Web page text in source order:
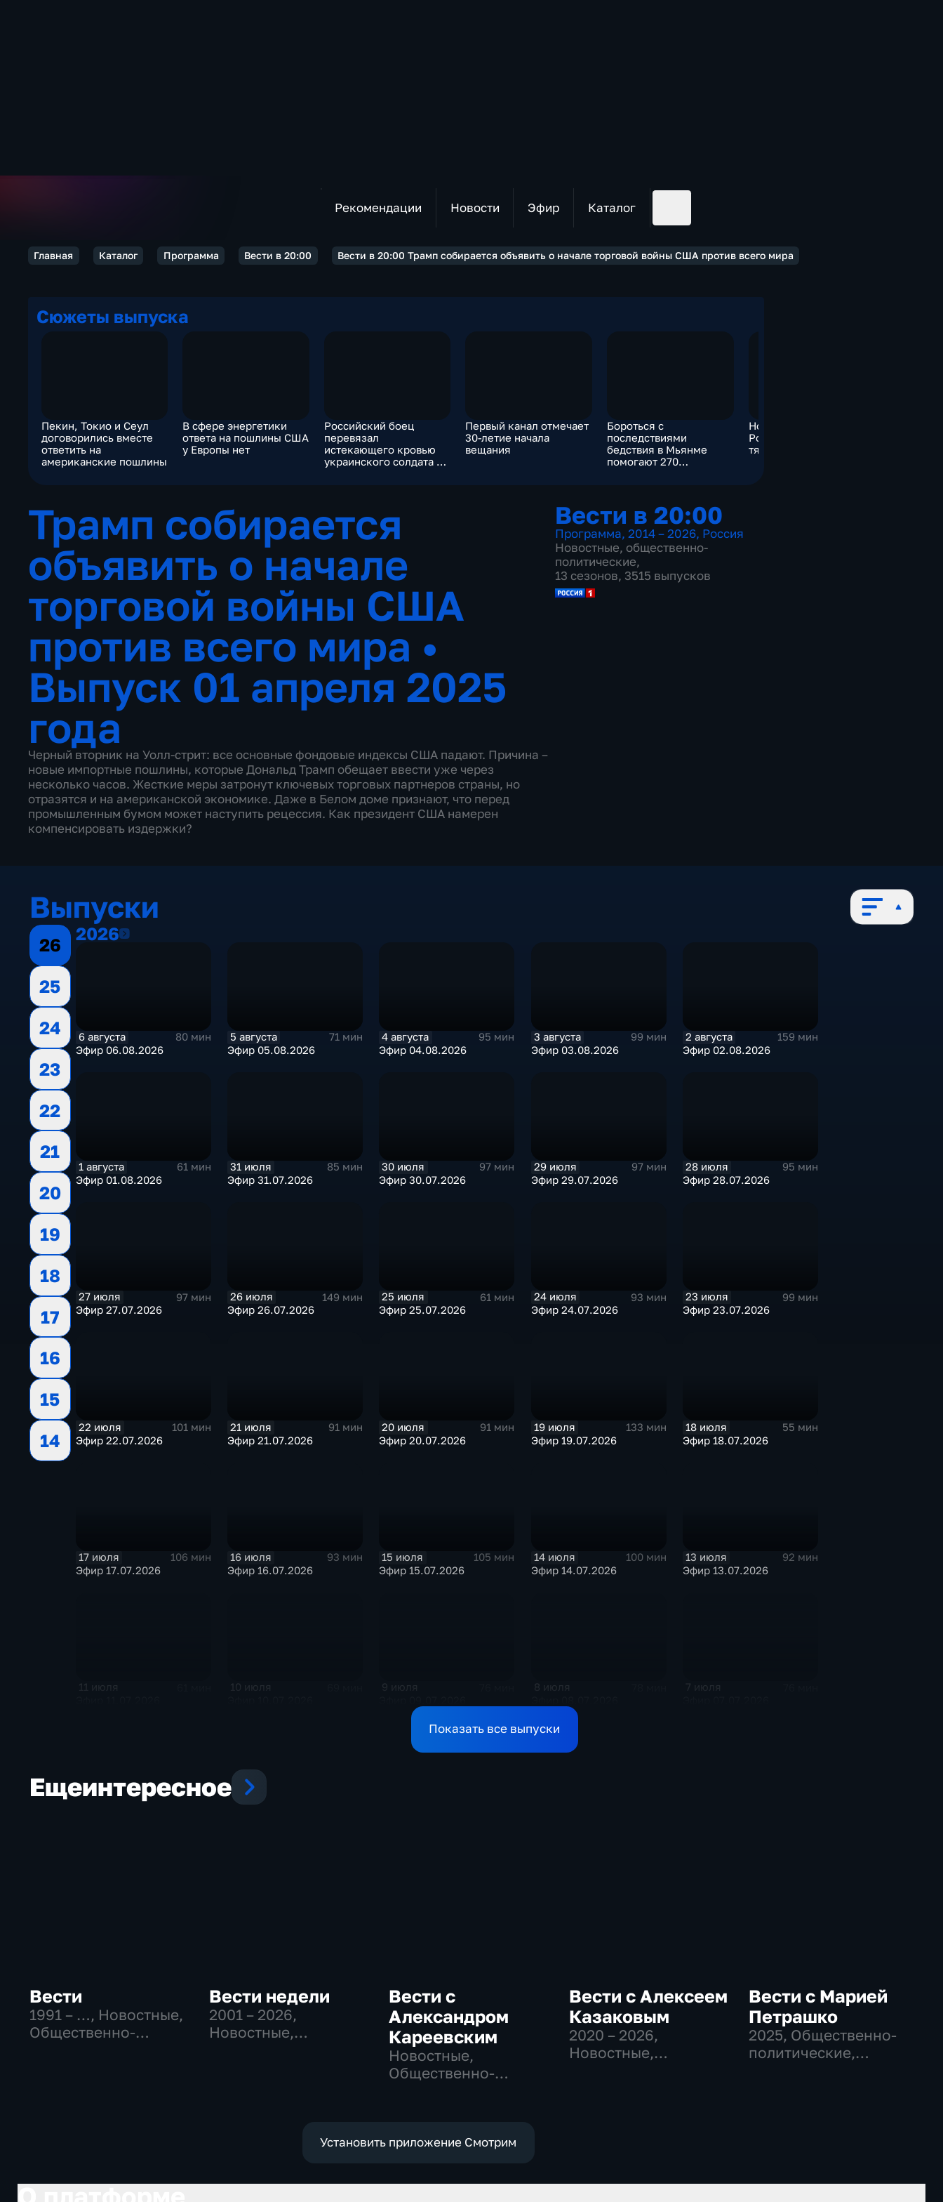
Рекомендации Новости Эфир Каталог
Главная Каталог Программа Вести в 20:00 Вести в 20:00 Трамп собирается объявить о начале торговой войны США против всего мира
Сюжеты выпуска
Пекин, Токио и Сеул
договорились вместе
ответить на
американские пошлины
В сфере энергетики
ответа на пошлины США
у Европы нет
Российский боец
перевязал
истекающего кровью
украинского солдата и
Первый канал отмечает
30-летие начала
вещания
Бороться с
последствиями
бедствия в Мьянме
помогают 270
Новая победа Армии
России – результат
тяжелой работы
Трамп собирается
объявить о начале
торговой войны США
против всего мира •
Выпуск 01 апреля 2025
года
Черный вторник на Уолл-стрит: все основные фондовые индексы США падают. Причина –
новые импортные пошлины, которые Дональд Трамп обещает ввести уже через
несколько часов. Жесткие меры затронут ключевых торговых партнеров страны, но
отразятся и на американской экономике. Даже в Белом доме признают, что перед
промышленным бумом может наступить рецессия. Как президент США намерен
компенсировать издержки?
Вести в 20:00
Программа, 2014 – 2026, Россия
Новостные, общественно-
политические,
13 сезонов, 3515 выпусков
Выпуски
26
25
24
23
22
21
20
19
18
17
16
15
14
20262026
6 августа
80 мин
Эфир 06.08.2026
5 августа
71 мин
Эфир 05.08.2026
4 августа
95 мин
Эфир 04.08.2026
3 августа
99 мин
Эфир 03.08.2026
2 августа
159 мин
Эфир 02.08.2026
1 августа
61 мин
Эфир 01.08.2026
31 июля
85 мин
Эфир 31.07.2026
30 июля
97 мин
Эфир 30.07.2026
29 июля
97 мин
Эфир 29.07.2026
28 июля
95 мин
Эфир 28.07.2026
27 июля
97 мин
Эфир 27.07.2026
26 июля
149 мин
Эфир 26.07.2026
25 июля
61 мин
Эфир 25.07.2026
24 июля
93 мин
Эфир 24.07.2026
23 июля
99 мин
Эфир 23.07.2026
22 июля
101 мин
Эфир 22.07.2026
21 июля
91 мин
Эфир 21.07.2026
20 июля
91 мин
Эфир 20.07.2026
19 июля
133 мин
Эфир 19.07.2026
18 июля
55 мин
Эфир 18.07.2026
17 июля
106 мин
Эфир 17.07.2026
16 июля
93 мин
Эфир 16.07.2026
15 июля
105 мин
Эфир 15.07.2026
14 июля
100 мин
Эфир 14.07.2026
13 июля
92 мин
Эфир 13.07.2026
11 июля 10 июля 9 июля 8 июля 7 июля
Показать все выпуски
Ещеинтересное
Вести
1991 – …, Новостные,
Общественно-
Вести недели
2001 – 2026,
Новостные,
Вести с
Александром
Кареевским
Новостные,
Общественно-
Вести с Алексеем
Казаковым
2020 – 2026,
Новостные,
Вести с Марией
Петрашко
2025, Общественно-
политические,
Установить приложение Смотрим